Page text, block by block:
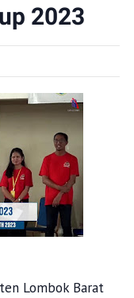
2023
Lombok Barat